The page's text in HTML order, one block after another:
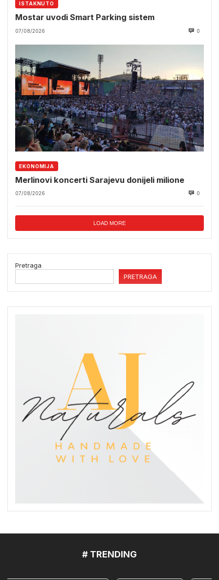
ISTAKNUTO
Mostar uvodi Smart Parking sistem
07/08/2026 0
EKONOMIJA
Merlinovi koncerti Sarajevu donijeli milione
07/08/2026 0
LOAD MORE
Pretraga
PRETRAGA
# TRENDING